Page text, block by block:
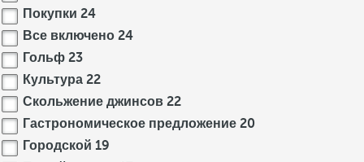
Покупки 24
Все включено 24
Гольф 23
Культура 22
Скольжение джинсов 22
Гастрономическое предложение 20
Городской 19